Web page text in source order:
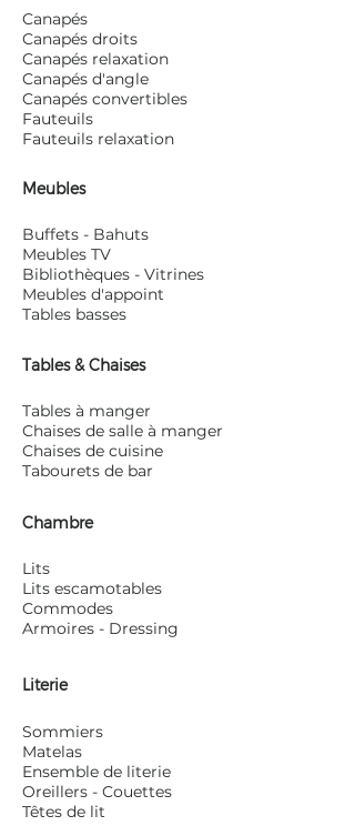
Canapés
Canapés droits
Canapés relaxation
Canapés d'angle
Canapés convertibles
Fauteuils
Fauteuils relaxation
Meubles
Buffets - Bahuts
Meubles TV
Bibliothèques - Vitrines
Meubles d'appoint
Tables basses
Tables & Chaises
Tables à manger
Chaises de salle à manger
Chaises de cuisine
Tabourets de bar
Chambre
Lits
Lits escamotables
Commodes
Armoires - Dressing
Literie
Sommiers
Matelas
Ensemble de literie
Oreillers - Couettes
Têtes de lit